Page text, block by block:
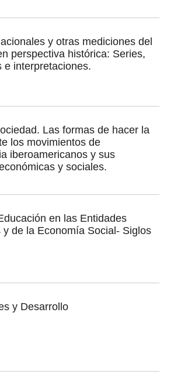
y otras mediciones del
perspectiva histórica: Series,
e interpretaciones.
Las formas de hacer la
los movimientos de
iberoamericanos y sus
y sociales.
en las Entidades
y de la Economía Social- Siglos
y Desarrollo